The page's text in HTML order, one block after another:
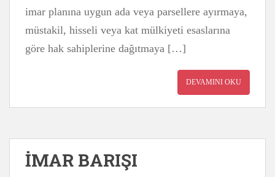
imar planına uygun ada veya parsellere ayırmaya,
müstakil, hisseli veya kat mülkiyeti esaslarına
göre hak sahiplerine dağıtmaya […]
DEVAMINI OKU
İMAR BARIŞI